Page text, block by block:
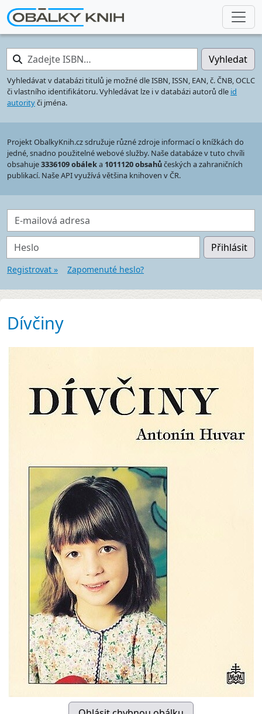
Zadejte ISBN… Vyhledat
Vyhledávat v databázi titulů je možné dle ISBN, ISSN, EAN, č. ČNB, OCLC
či vlastního identifikátoru. Vyhledávat lze i v databázi autorů dle id
autorityči jména.
Projekt ObalkyKnih.cz sdružuje různé zdroje informací o knížkách do
jedné, snadno použitelné webové služby. Naše databáze v tuto chvíli
obsahuje3336109 obáleka 1011120 obsahůčeských a zahraničních
publikací. Naše API využívá většina knihoven v ČR.
E-mailová adresa
Heslo Přihlásit
Registrovat » Zapomenuté heslo?
Dívčiny